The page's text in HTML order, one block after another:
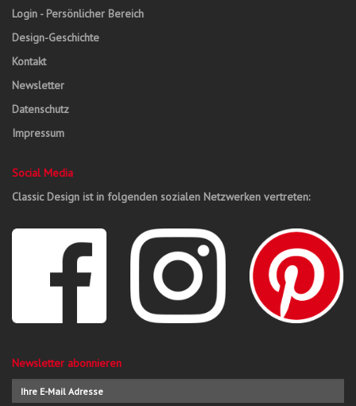
Login - Persönlicher Bereich
Design-Geschichte
Kontakt
Newsletter
Datenschutz
Impressum
Social Media
Classic Design ist in folgenden sozialen Netzwerken vertreten:
Newsletter abonnieren